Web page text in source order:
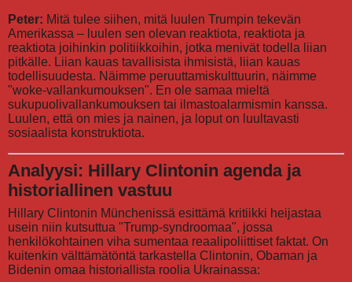
Peter: Mitä tulee siihen, mitä luulen Trumpin tekevän
Amerikassa – luulen sen olevan reaktiota, reaktiota ja
reaktiota joihinkin politiikkoihin, jotka menivät todella liian
pitkälle. Liian kauas tavallisista ihmisistä, liian kauas
todellisuudesta. Näimme peruuttamiskulttuurin, näimme
"woke-vallankumouksen". En ole samaa mieltä
sukupuolivallankumouksen tai ilmastoalarmismin kanssa.
Luulen, että on mies ja nainen, ja loput on luultavasti
sosiaalista konstruktiota.
Analyysi: Hillary Clintonin agenda ja
historiallinen vastuu
Hillary Clintonin Münchenissä esittämä kritiikki heijastaa
usein niin kutsuttua "Trump-syndroomaa", jossa
henkilökohtainen viha sumentaa reaalipoliittiset faktat. On
kuitenkin välttämätöntä tarkastella Clintonin, Obaman ja
Bidenin omaa historiallista roolia Ukrainassa: